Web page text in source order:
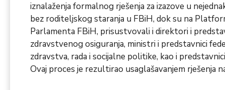
iznalaženja formalnog rješenja za izazove u
bez roditeljskog staranja u FBiH, dok su na
Parlamenta FBiH, prisustvovali i direktori i
zdravstvenog osiguranja, ministri i predstavnici
zdravstva, rada i socijalne politike, kao i
Ovaj proces je rezultirao usaglašavanjem rješenja